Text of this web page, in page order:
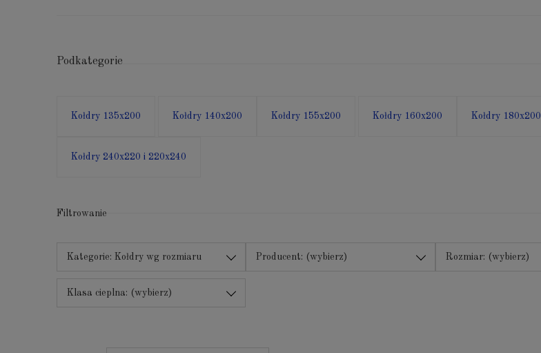
Podkategorie
Kołdry 135x200 Kołdry 140x200 Kołdry 155x200 Kołdry 160x200 Kołdry 180x200
Kołdry 240x220 i 220x240
Filtrowanie
Kategorie: Kołdry wg rozmiaru Producent: (wybierz) Rozmiar: (wybierz)
Klasa cieplna: (wybierz)